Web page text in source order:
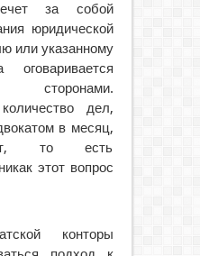
за собой
юридической
или указанному
сторонами.
дел,
в месяц,
то есть
этот вопрос
конторы